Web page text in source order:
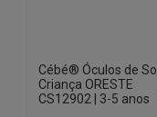
Cébé® Óculos de Sol
Criança ORESTE
CS12902 | 3-5 anos